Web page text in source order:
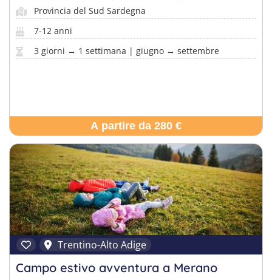
Provincia del Sud Sardegna
7-12 anni
3 giorni → 1 settimana | giugno → settembre
A partire da 280 €
Trentino-Alto Adige
Campo estivo avventura a Merano